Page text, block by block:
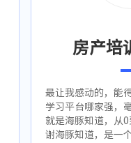
房产培
最让我感动的，能
学习平台哪家强，
就是海豚知道，从
谢海豚知道，是一